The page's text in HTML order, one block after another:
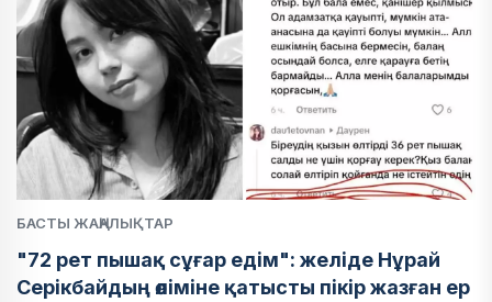
БАСТЫ ЖАҢАЛЫҚТАР
"72 рет пышақ сұғар едім": желіде Нұрай
Серікбайдың өліміне қатысты пікір жазған ер